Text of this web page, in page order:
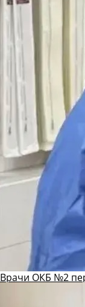
Врачи ОКБ №2